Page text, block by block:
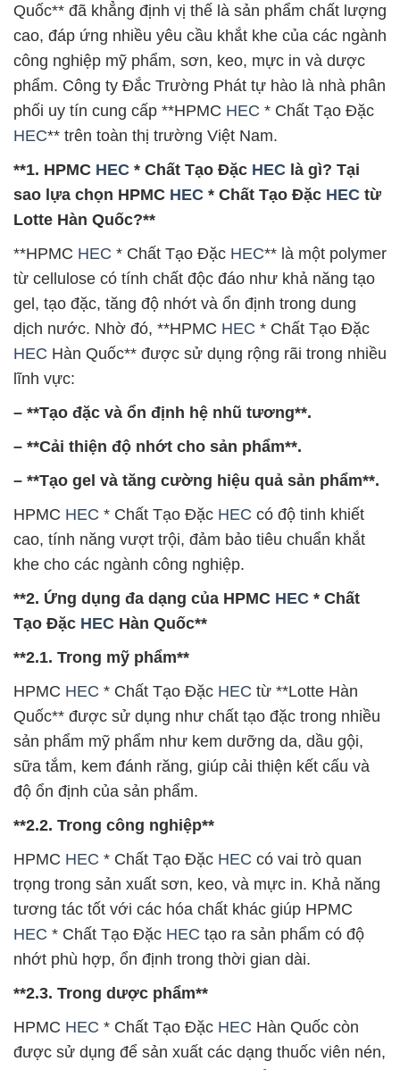
Quốc** đã khẳng định vị thế là sản phẩm chất lượng
cao, đáp ứng nhiều yêu cầu khắt khe của các ngành
công nghiệp mỹ phẩm, sơn, keo, mực in và dược
phẩm. Công ty Đắc Trường Phát tự hào là nhà phân
phối uy tín cung cấp **HPMC HEC * Chất Tạo Đặc
HEC** trên toàn thị trường Việt Nam.
**1. HPMC HEC * Chất Tạo Đặc HEC là gì? Tại
sao lựa chọn HPMC HEC * Chất Tạo Đặc HEC từ
Lotte Hàn Quốc?**
**HPMC HEC * Chất Tạo Đặc HEC** là một polymer
từ cellulose có tính chất độc đáo như khả năng tạo
gel, tạo đặc, tăng độ nhớt và ổn định trong dung
dịch nước. Nhờ đó, **HPMC HEC * Chất Tạo Đặc
HEC Hàn Quốc** được sử dụng rộng rãi trong nhiều
lĩnh vực:
– **Tạo đặc và ổn định hệ nhũ tương**.
– **Cải thiện độ nhớt cho sản phẩm**.
– **Tạo gel và tăng cường hiệu quả sản phẩm**.
HPMC HEC * Chất Tạo Đặc HEC có độ tinh khiết
cao, tính năng vượt trội, đảm bảo tiêu chuẩn khắt
khe cho các ngành công nghiệp.
**2. Ứng dụng đa dạng của HPMC HEC * Chất
Tạo Đặc HEC Hàn Quốc**
**2.1. Trong mỹ phẩm**
HPMC HEC * Chất Tạo Đặc HEC từ **Lotte Hàn
Quốc** được sử dụng như chất tạo đặc trong nhiều
sản phẩm mỹ phẩm như kem dưỡng da, dầu gội,
sữa tắm, kem đánh răng, giúp cải thiện kết cấu và
độ ổn định của sản phẩm.
**2.2. Trong công nghiệp**
HPMC HEC * Chất Tạo Đặc HEC có vai trò quan
trọng trong sản xuất sơn, keo, và mực in. Khả năng
tương tác tốt với các hóa chất khác giúp HPMC
HEC * Chất Tạo Đặc HEC tạo ra sản phẩm có độ
nhớt phù hợp, ổn định trong thời gian dài.
**2.3. Trong dược phẩm**
HPMC HEC * Chất Tạo Đặc HEC Hàn Quốc còn
được sử dụng để sản xuất các dạng thuốc viên nén,